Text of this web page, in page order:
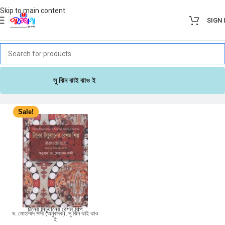
Skip to main content
SIGN
সু ঝিন ঝাই ঝাও ই
Sale!
চীনের সিচুয়ানের রেশম শিল্প
ড. মোহাম্মদ সাদী (অনুবাদক), সু ঝিন ঝাই ঝাও
ই